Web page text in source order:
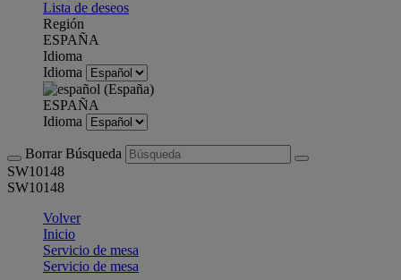
Lista de deseos
Región
ESPAÑA
Idioma
Idioma
ESPAÑA
Idioma
Borrar Búsqueda
SW10148
SW10148
Volver
Inicio
Servicio de mesa
Servicio de mesa